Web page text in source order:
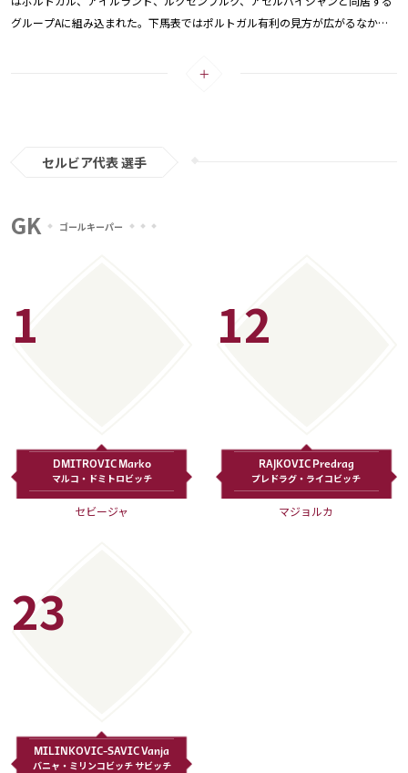
運営会社
ご利用にあたって
Share
グループAに組み込まれた。下馬表ではポルトガル有利の見方が広がるなか、
う。サイドから厚みのある攻撃を展開し、前線のミトロビッチ（フラム）やヴ
セルビアの注目選手はイタリア・セリエAで得点を量産する22歳の万能型スト
シストの成績を残すなどストライカーとして開花。この活躍が認められ今シー
ズンからイタリアの名門・ユヴェントスに加入すると、36試合で24得点・5ア
い若手ストライカーの一人だ。
セルビア代表 選手
GK ゴールキーパー
1
DMITROVIC Marko
マルコ・ドミトロビッチ
セビージャ
12
RAJKOVIC Predrag
プレドラグ・ライコビッチ
マジョルカ
23
MILINKOVIC-SAVIC Vanja
バニャ・ミリンコビッチ サビッチ